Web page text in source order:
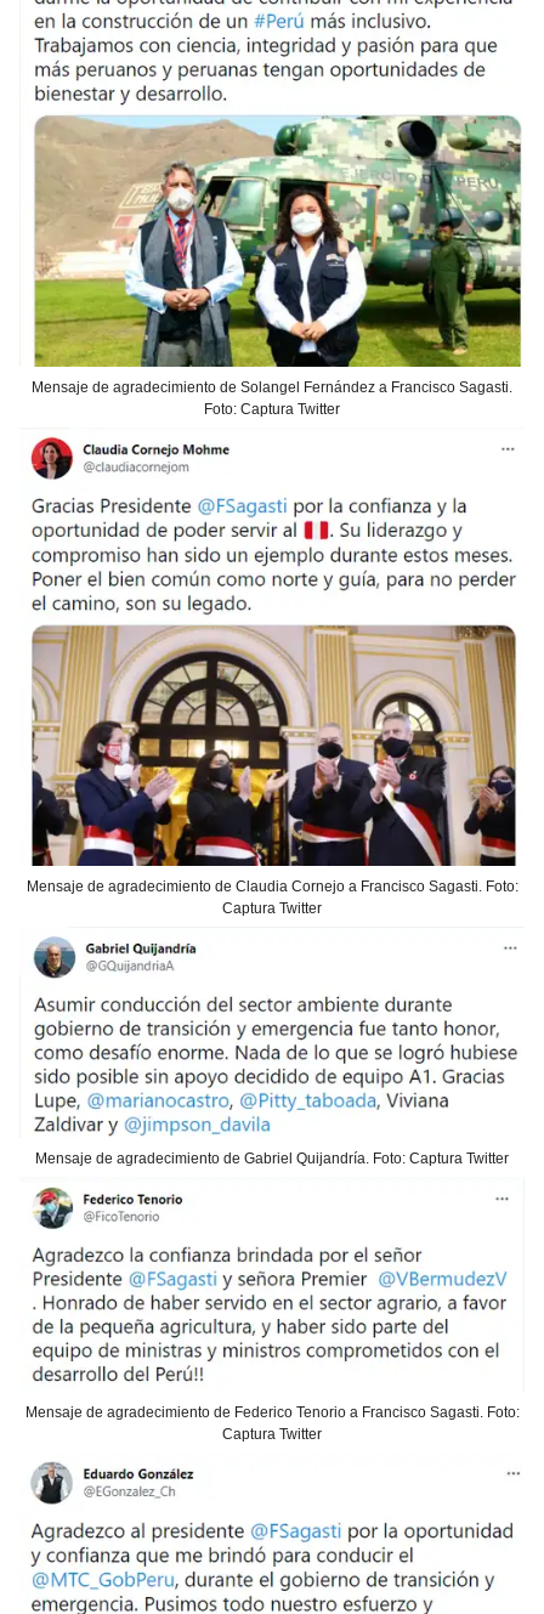
Mensaje de agradecimiento de Solangel Fernández a Francisco Sagasti.
Foto: Captura Twitter
Mensaje de agradecimiento de Claudia Cornejo a Francisco Sagasti. Foto:
Captura Twitter
Mensaje de agradecimiento de Gabriel Quijandría. Foto: Captura Twitter
Mensaje de agradecimiento de Federico Tenorio a Francisco Sagasti. Foto:
Captura Twitter